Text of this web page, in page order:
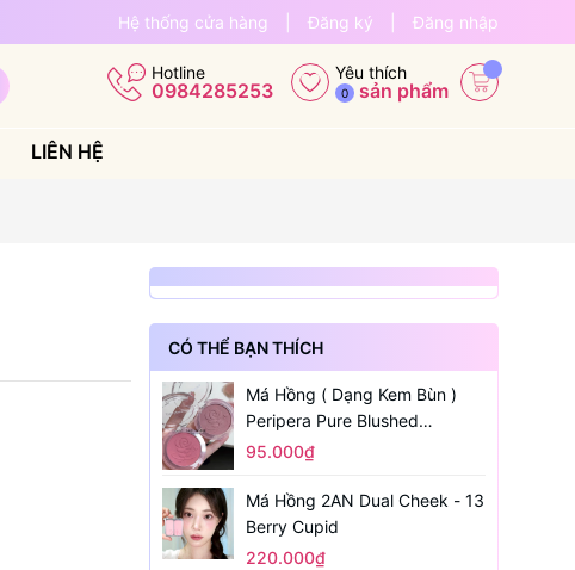
Hệ thống cửa hàng Đăng ký Đăng nhập
Hotline
0984285253
Yêu thích
0 sản phẩm
LIÊN HỆ
CÓ THỂ BẠN THÍCH
Má Hồng ( Dạng Kem Bùn )
Peripera Pure Blushed
Sunshine Cheek
95.000₫
Má Hồng 2AN Dual Cheek - 13
Berry Cupid
220.000₫